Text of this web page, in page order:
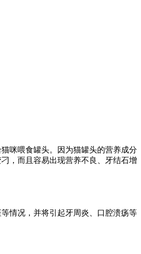
咪喂食罐头。因为猫罐头的营养成分
，而且容易出现营养不良、牙结石增
情况，并将引起牙周炎、口腔溃疡等